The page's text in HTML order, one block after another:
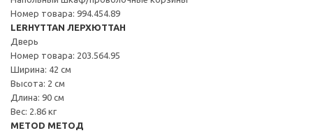
Номер товара: 994.454.89
LERHYTTAN ЛЕРХЮТТАН
Дверь
Номер товара: 203.564.95
Ширина: 42 см
Высота: 2 см
Длина: 90 см
Вес: 2.86 кг
METOD МЕТОД